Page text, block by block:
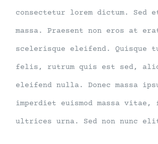
consectetur lorem dictum. Sed
massa. Praesent non eros at
scelerisque eleifend. Quisque
felis, rutrum quis est sed,
eleifend nulla. Donec massa
imperdiet euismod massa vitae,
ultrices urna. Sed non nunc